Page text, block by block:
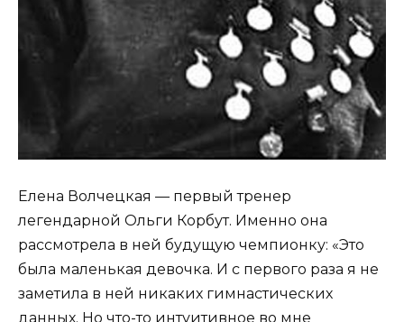
Елена Волчецкая — первый тренер
легендарной Ольги Корбут. Именно она
рассмотрела в ней будущую чемпионку: «Это
была маленькая девочка. И с первого раза я не
заметила в ней никаких гимнастических
данных. Но что-то интуитивное во мне